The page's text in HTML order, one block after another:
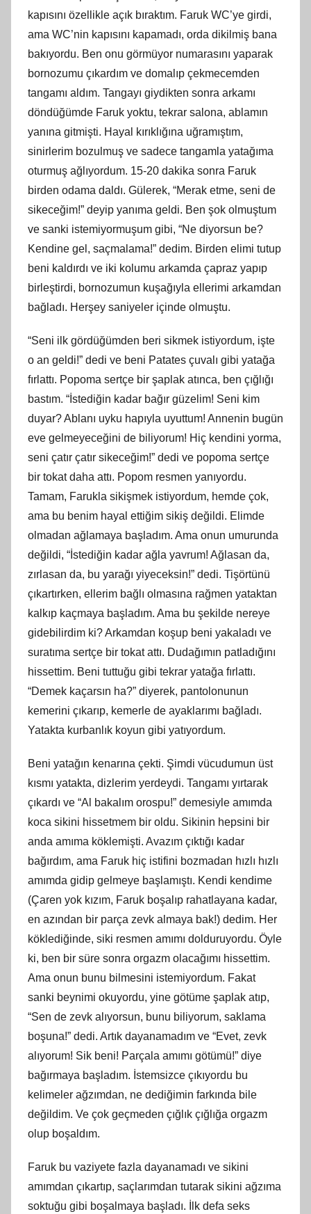
kapısını özellikle açık bıraktım. Faruk WC’ye girdi,
ama WC’nin kapısını kapamadı, orda dikilmiş bana
bakıyordu. Ben onu görmüyor numarasını yaparak
bornozumu çıkardım ve domalıp çekmecemden
tangamı aldım. Tangayı giydikten sonra arkamı
döndüğümde Faruk yoktu, tekrar salona, ablamın
yanına gitmişti. Hayal kırıklığına uğramıştım,
sinirlerim bozulmuş ve sadece tangamla yatağıma
oturmuş ağlıyordum. 15-20 dakika sonra Faruk
birden odama daldı. Gülerek, “Merak etme, seni de
sikeceğim!” deyip yanıma geldi. Ben şok olmuştum
ve sanki istemiyormuşum gibi, “Ne diyorsun be?
Kendine gel, saçmalama!” dedim. Birden elimi tutup
beni kaldırdı ve iki kolumu arkamda çapraz yapıp
birleştirdi, bornozumun kuşağıyla ellerimi arkamdan
bağladı. Herşey saniyeler içinde olmuştu.
“Seni ilk gördüğümden beri sikmek istiyordum, işte
o an geldi!” dedi ve beni Patates çuvalı gibi yatağa
fırlattı. Popoma sertçe bir şaplak atınca, ben çığlığı
bastım. “İstediğin kadar bağır güzelim! Seni kim
duyar? Ablanı uyku hapıyla uyuttum! Annenin bugün
eve gelmeyeceğini de biliyorum! Hiç kendini yorma,
seni çatır çatır sikeceğim!” dedi ve popoma sertçe
bir tokat daha attı. Popom resmen yanıyordu.
Tamam, Farukla sikişmek istiyordum, hemde çok,
ama bu benim hayal ettiğim sikiş değildi. Elimde
olmadan ağlamaya başladım. Ama onun umurunda
değildi, “İstediğin kadar ağla yavrum! Ağlasan da,
zırlasan da, bu yarağı yiyeceksin!” dedi. Tişörtünü
çıkartırken, ellerim bağlı olmasına rağmen yataktan
kalkıp kaçmaya başladım. Ama bu şekilde nereye
gidebilirdim ki? Arkamdan koşup beni yakaladı ve
suratıma sertçe bir tokat attı. Dudağımın patladığını
hissettim. Beni tuttuğu gibi tekrar yatağa fırlattı.
“Demek kaçarsın ha?” diyerek, pantolonunun
kemerini çıkarıp, kemerle de ayaklarımı bağladı.
Yatakta kurbanlık koyun gibi yatıyordum.
Beni yatağın kenarına çekti. Şimdi vücudumun üst
kısmı yatakta, dizlerim yerdeydi. Tangamı yırtarak
çıkardı ve “Al bakalım orospu!” demesiyle amımda
koca sikini hissetmem bir oldu. Sikinin hepsini bir
anda amıma köklemişti. Avazım çıktığı kadar
bağırdım, ama Faruk hiç istifini bozmadan hızlı hızlı
amımda gidip gelmeye başlamıştı. Kendi kendime
(Çaren yok kızım, Faruk boşalıp rahatlayana kadar,
en azından bir parça zevk almaya bak!) dedim. Her
köklediğinde, siki resmen amımı dolduruyordu. Öyle
ki, ben bir süre sonra orgazm olacağımı hissettim.
Ama onun bunu bilmesini istemiyordum. Fakat
sanki beynimi okuyordu, yine götüme şaplak atıp,
“Sen de zevk alıyorsun, bunu biliyorum, saklama
boşuna!” dedi. Artık dayanamadım ve “Evet, zevk
alıyorum! Sik beni! Parçala amımı götümü!” diye
bağırmaya başladım. İstemsizce çıkıyordu bu
kelimeler ağzımdan, ne dediğimin farkında bile
değildim. Ve çok geçmeden çığlık çığlığa orgazm
olup boşaldım.
Faruk bu vaziyete fazla dayanamadı ve sikini
amımdan çıkartıp, saçlarımdan tutarak sikini ağzıma
soktuğu gibi boşalmaya başladı. İlk defa seks